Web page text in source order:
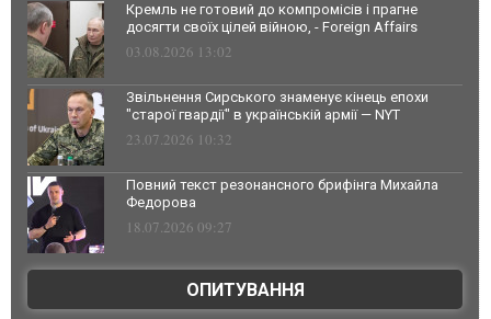
Кремль не готовий до компромісів і прагне
досягти своїх цілей війною, - Foreign Affairs
03.08.2026 13:02
Звільнення Сирського знаменує кінець епохи
"старої гвардії" в українській армії — NYT
23.07.2026 10:32
Повний текст резонансного брифінга Михайла
Федорова
18.07.2026 09:27
ОПИТУВАННЯ